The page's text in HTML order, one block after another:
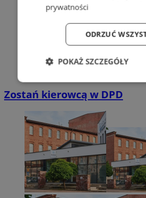
Zostań kierowcą w DPD
prywatności
ODRZUĆ
POKAŻ SZCZEGÓŁY
Niezbędne
Niezbędne Wydajność